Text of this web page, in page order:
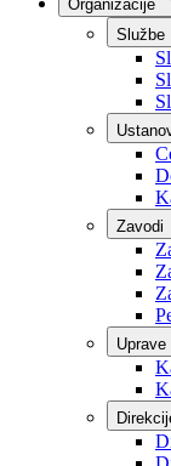
Službe
Zavodi
Uprave